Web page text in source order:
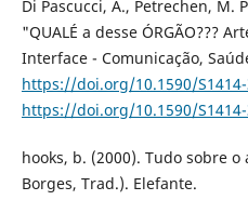
Di Pascucci, A., Petrechen, M.
"QUALÉ a desse ÓRGÃO???
Interface - Comunicação,
https://doi.org/10.1590/S1414-
https://doi.org/10.1590/S1414-
hooks, b. (2000). Tudo sobre
Borges, Trad.). Elefante.